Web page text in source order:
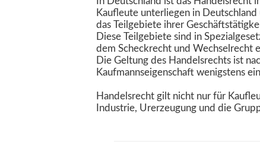
Kaufleute unterliegen in
das Teilgebiete ihrer
Diese Teilgebiete sind in
dem Scheckrecht und Wechselrecht
Die Geltung des Handelsrechts ist
Kaufmannseigenschaft wenigstens
Handelsrecht gilt nicht nur für
Industrie, Urerzeugung und die